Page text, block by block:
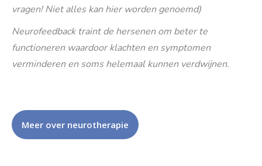
vragen! Niet alles kan hier worden genoemd)
Neurofeedback traint de hersenen om beter te
functioneren waardoor klachten en symptomen
verminderen en soms helemaal kunnen verdwijnen.
Meer over neurotherapie